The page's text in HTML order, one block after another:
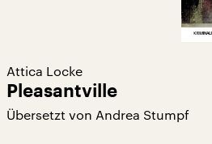
Attica Locke
Pleasantville
Übersetzt von Andrea Stumpf